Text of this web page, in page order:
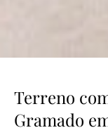
Terreno
Gramado